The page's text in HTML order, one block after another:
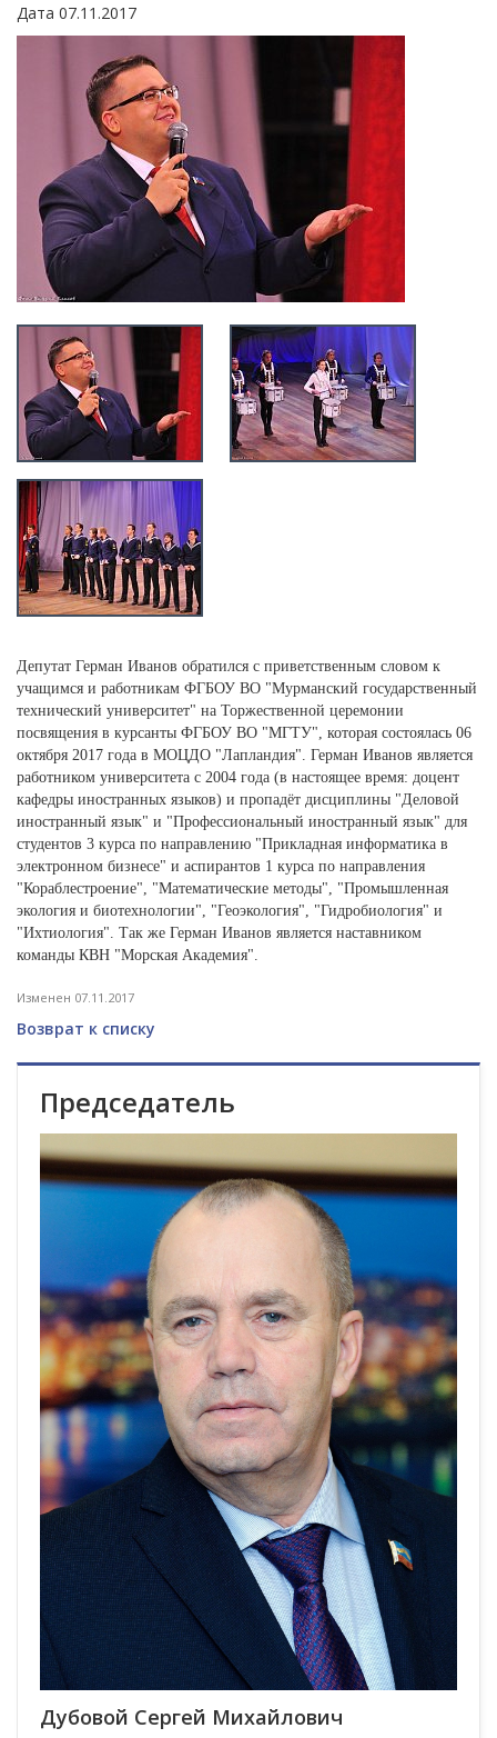
Дата 07.11.2017
Депутат Герман Иванов обратился с приветственным словом к
учащимся и работникам ФГБОУ ВО "Мурманский государственный
технический университет" на Торжественной церемонии
посвящения в курсанты ФГБОУ ВО "МГТУ", которая состоялась 06
октября 2017 года в МОЦДО "Лапландия". Герман Иванов является
работником университета с 2004 года (в настоящее время: доцент
кафедры иностранных языков) и пропадёт дисциплины "Деловой
иностранный язык" и "Профессиональный иностранный язык" для
студентов 3 курса по направлению "Прикладная информатика в
электронном бизнесе" и аспирантов 1 курса по направления
"Кораблестроение", "Математические методы", "Промышленная
экология и биотехнологии", "Геоэкология", "Гидробиология" и
"Ихтиология". Так же Герман Иванов является наставником
команды КВН "Морская Академия".
Изменен 07.11.2017
Возврат к списку
Председатель
Дубовой Сергей Михайлович